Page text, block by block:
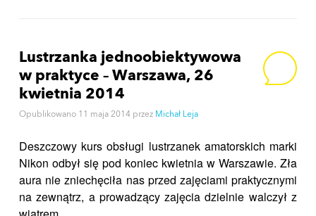
Lustrzanka jednoobiektywowa
w praktyce – Warszawa, 26
kwietnia 2014
Opublikowano 11 maja 2014 przez Michał Leja
Deszczowy kurs obsługi lustrzanek amatorskich marki
Nikon odbył się pod koniec kwietnia w Warszawie. Zła
aura nie zniechęciła nas przed zajęciami praktycznymi
na zewnątrz, a prowadzący zajęcia dzielnie walczył z